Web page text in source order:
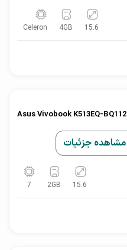
15.6
4GB
Celeron
15.6
2GB
7
Asus Vivobook K513EQ-BQ112
مشاهده جزئیات